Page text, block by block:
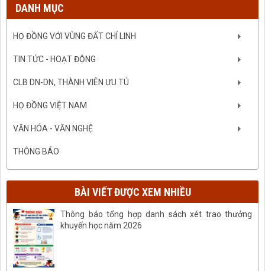
DANH MỤC
HỌ ĐỒNG VỚI VÙNG ĐẤT CHÍ LINH
TIN TỨC - HOẠT ĐỘNG
CLB DN-DN, THÀNH VIÊN ƯU TÚ
HỌ ĐỒNG VIỆT NAM
VĂN HÓA - VĂN NGHỆ
THÔNG BÁO
BÀI VIẾT ĐƯỢC XEM NHIỀU
Thông báo tổng hợp danh sách xét trao thưởng
khuyến học năm 2026